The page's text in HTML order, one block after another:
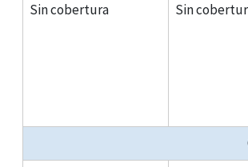
Sin cobertura
Sin